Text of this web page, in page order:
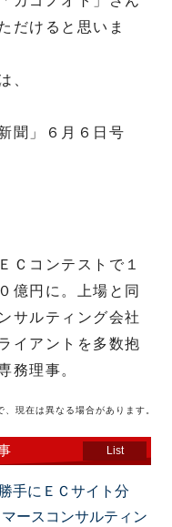
だけると思いま
、
聞」６月６日号
コンテストで１
億円に。上場と同
サルティング会社
イアントを多数抱
務理事。
現在は異なる場合があります。
List
手にＥＣサイト分
ースコンサルティン